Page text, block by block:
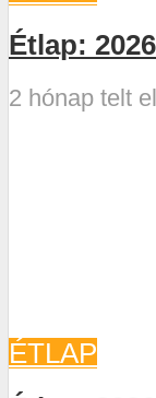
Étlap:
2 hónap telt el
ÉTLAP